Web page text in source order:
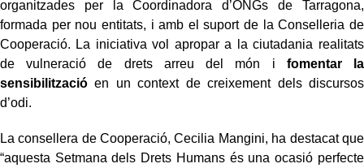
organitzades per la Coordinadora d’ONGs de Tarragona,
formada per nou entitats, i amb el suport de la Conselleria de
Cooperació. La iniciativa vol apropar a la ciutadania realitats
de vulneració de drets arreu del món i fomentar la
sensibilització en un context de creixement dels discursos
d’odi.
La consellera de Cooperació, Cecilia Mangini, ha destacat que
“aquesta Setmana dels Drets Humans és una ocasió perfecte